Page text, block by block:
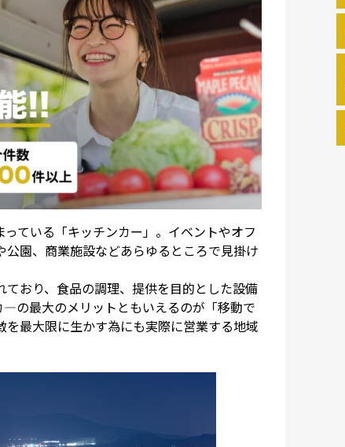
ている「キッチンカー」。イベントやオフ
園、商業施設などあらゆるところで見掛け
ており、食品の調理、提供を目的とした設備
の最大のメリットともいえるのが「移動で
最大限に生かす為にも実際に営業する地域